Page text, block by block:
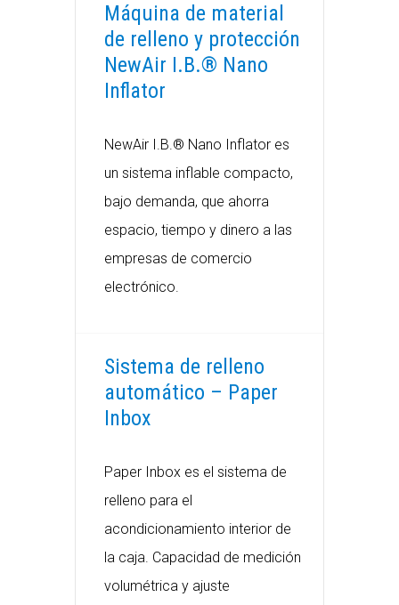
Máquina de material
de relleno y protección
NewAir I.B.® Nano
Inflator
NewAir I.B.® Nano Inflator es
un sistema inflable compacto,
bajo demanda, que ahorra
espacio, tiempo y dinero a las
empresas de comercio
electrónico.
Sistema de relleno
automático – Paper
Inbox
Paper Inbox es el sistema de
relleno para el
acondicionamiento interior de
la caja. Capacidad de medición
volumétrica y ajuste